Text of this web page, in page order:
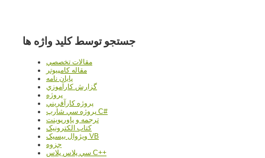
جستجو توسط کلید واژه ها
مقالات تخصصي
مقاله کامپیوتر
پایان نامه
گزارش کارآموزي
پروژه
پروژه کارآفريني
پروژه سي شارپ C#
ترجمه و پاورپوينت
کتاب الکترونيک
ويژوال بيسيک VB
جزوه
سي پلاس پلاس C++